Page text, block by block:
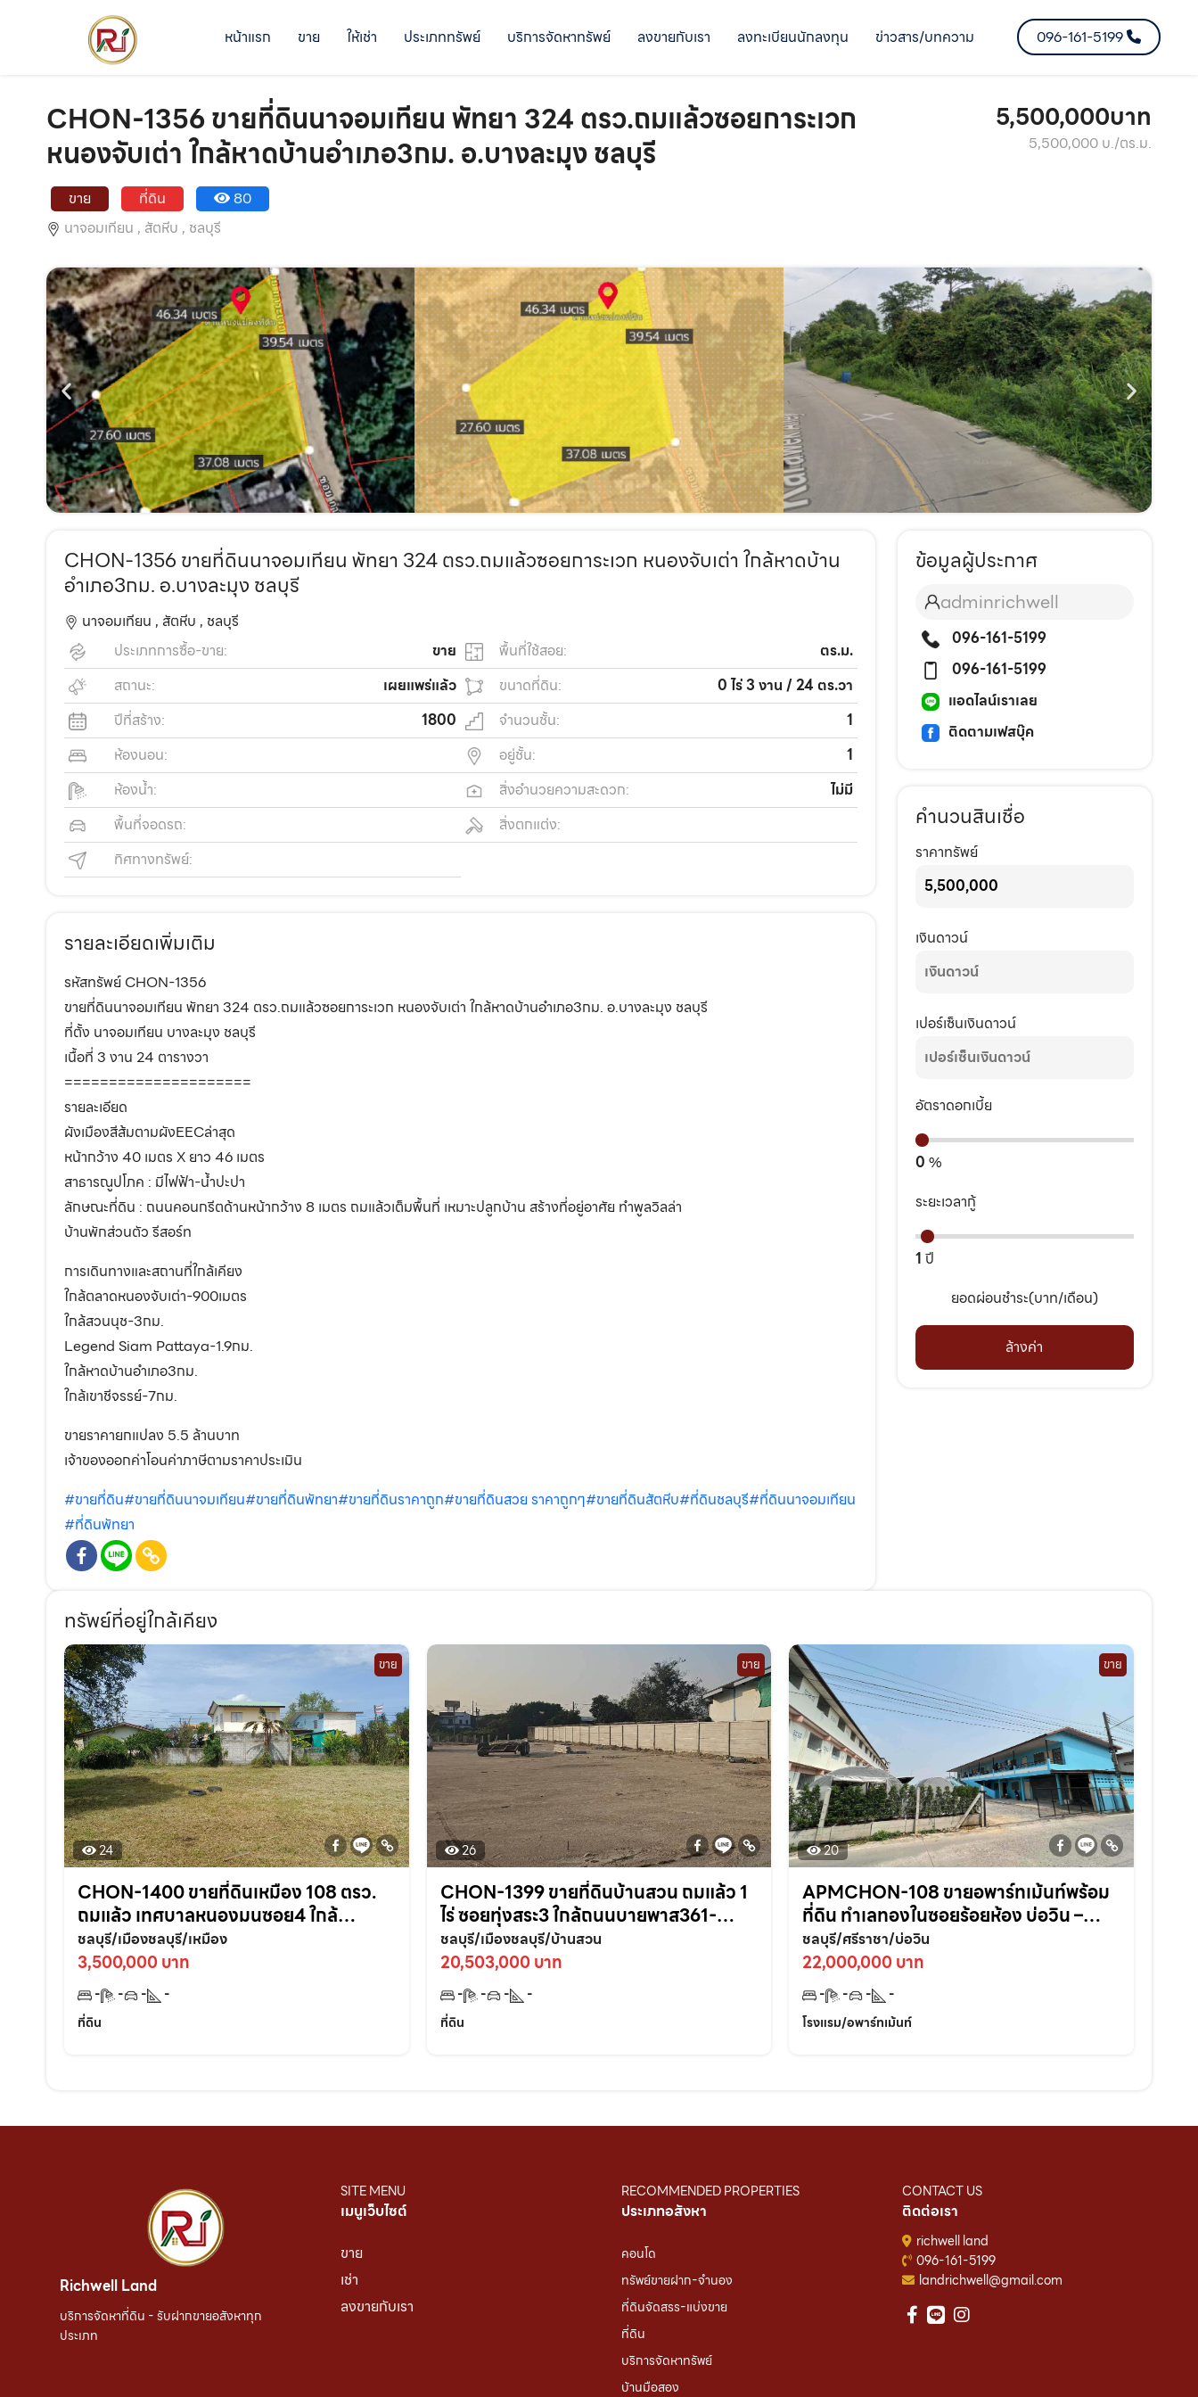
หน้าแรก ขาย ให้เช่า ประเภททรัพย์ บริการจัดหาทรัพย์ ลงขายกับเรา ลงทะเบียนนักลงทุน ข่าวสาร/บทความ 096-161-5199
CHON-1356 ขายที่ดินนาจอมเทียน พัทยา 324 ตรว.ถมแล้วซอยการะเวก
หนองจับเต่า ใกล้หาดบ้านอำเภอ3กม. อ.บางละมุง ชลบุรี
ขาย ที่ดิน
80
นาจอมเทียน , สัตหีบ , ชลบุรี
5,500,000บาท
5,500,000 บ./ตร.ม.
CHON-1356 ขายที่ดินนาจอมเทียน พัทยา 324 ตรว.ถมแล้วซอยการะเวก หนองจับเต่า ใกล้หาดบ้าน
อำเภอ3กม. อ.บางละมุง ชลบุรี
นาจอมเทียน , สัตหีบ , ชลบุรี
ประเภทการซื้อ-ขาย:
ขาย
สถานะ:
เผยแพร่แล้ว
ปีที่สร้าง:
1800
ห้องนอน:
ห้องน้ำ:
พื้นที่จอดรถ:
ทิศทางทรัพย์:
พื้นที่ใช้สอย:
ตร.ม.
ขนาดที่ดิน:
0 ไร่ 3 งาน / 24 ตร.วา
จำนวนชั้น:
1
อยู่ชั้น:
1
สิ่งอำนวยความสะดวก:
ไม่มี
สิ่งตกแต่ง:
รายละเอียดเพิ่มเติม
รหัสทรัพย์ CHON-1356
ขายที่ดินนาจอมเทียน พัทยา 324 ตรว.ถมแล้วซอยการะเวก หนองจับเต่า ใกล้หาดบ้านอำเภอ3กม. อ.บางละมุง ชลบุรี
ที่ตั้ง นาจอมเทียน บางละมุง ชลบุรี
เนื้อที่ 3 งาน 24 ตารางวา
=====================
รายละเอียด
ผังเมืองสีส้มตามผังEECล่าสุด
หน้ากว้าง 40 เมตร X ยาว 46 เมตร
สาธารณูปโภค : มีไฟฟ้า-น้ำปะปา
ลักษณะที่ดิน : ถนนคอนกรีตด้านหน้ากว้าง 8 เมตร ถมแล้วเต็มพื้นที่ เหมาะปลูกบ้าน สร้างที่อยู่อาศัย ทำพูลวิลล่า
บ้านพักส่วนตัว รีสอร์ท
การเดินทางและสถานที่ใกล้เคียง
ใกล้ตลาดหนองจับเต่า-900เมตร
ใกล้สวนนุช-3กม.
Legend Siam Pattaya-1.9กม.
ใกล้หาดบ้านอำเภอ3กม.
ใกล้เขาชีจรรย์-7กม.
ขายราคายกแปลง 5.5 ล้านบาท
เจ้าของออกค่าโอนค่าภาษีตามราคาประเมิน
#ขายที่ดิน#ขายที่ดินนาจมเทียน#ขายที่ดินพัทยา#ขายที่ดินราคาถูก#ขายที่ดินสวย ราคาถูกๆ#ขายที่ดินสัตหีบ#ที่ดินชลบุรี#ที่ดินนาจอมเทียน
#ที่ดินพัทยา
ข้อมูลผู้ประกาศ
adminrichwell
096-161-5199
096-161-5199
แอดไลน์เราเลย
ติดตามเฟสบุ๊ค
คำนวนสินเชื่อ
ราคาทรัพย์
เงินดาวน์
เปอร์เซ็นเงินดาวน์
อัตราดอกเบี้ย
0 %
ระยะเวลากู้
1 ปี
ยอดผ่อนชำระ(บาท/เดือน)
ล้างค่า
ทรัพย์ที่อยู่ใกล้เคียง
ขาย
24
CHON-1400 ขายที่ดินเหมือง 108 ตรว.
ถมแล้ว เทศบาลหนองมนซอย4 ใกล้
หาด2กม. อ.เมืองชลบุรี
ชลบุรี/เมืองชลบุรี/เหมือง
3,500,000 บาท
- - -
-
ที่ดิน
ขาย
26
CHON-1399 ขายที่ดินบ้านสวน ถมแล้ว 1
ไร่ ซอยทุ่งสระ3 ใกล้ถนนบายพาส361-
950เมตร อ.เมืองชลบุรี
ชลบุรี/เมืองชลบุรี/บ้านสวน
20,503,000 บาท
- - -
-
ที่ดิน
ขาย
20
APMCHON-108 ขายอพาร์ทเม้นท์พร้อม
ที่ดิน ทำเลทองในซอยร้อยห้อง บ่อวิน –
ศรีราชา ติดแหล่งชุมชนเหมาะลงทุนต่อยอด
ทันที!
ชลบุรี/ศรีราชา/บ่อวิน
22,000,000 บาท
- - -
-
โรงแรม/อพาร์ทเม้นท์
Richwell Land
บริการจัดหาที่ดิน - รับฝากขายอสังหาทุก
ประเภท
SITE MENU
เมนูเว็บไซต์
ขาย
เช่า
ลงขายกับเรา
RECOMMENDED PROPERTIES
ประเภทอสังหา
คอนโด
ทรัพย์ขายฝาก-จำนอง
ที่ดินจัดสรร-แบ่งขาย
ที่ดิน
บริการจัดหาทรัพย์
บ้านมือสอง
CONTACT US
ติดต่อเรา
richwell land
096-161-5199
landrichwell@gmail.com